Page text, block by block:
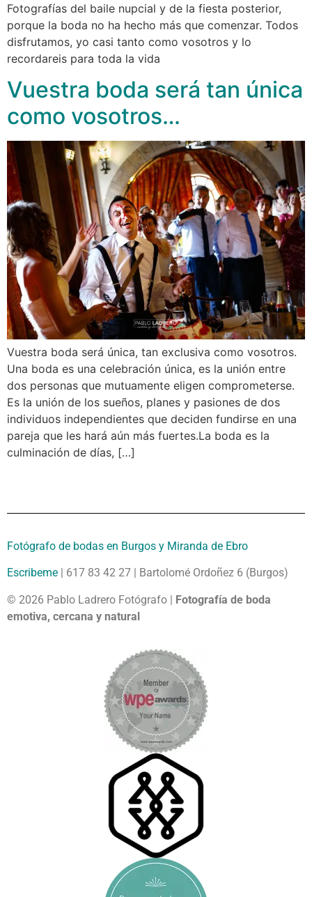
Fotografías del baile nupcial y de la fiesta posterior,
porque la boda no ha hecho más que comenzar. Todos
disfrutamos, yo casi tanto como vosotros y lo
recordareis para toda la vida
Vuestra boda será tan única
como vosotros…
Vuestra boda será única, tan exclusiva como vosotros.
Una boda es una celebración única, es la unión entre
dos personas que mutuamente eligen comprometerse.
Es la unión de los sueños, planes y pasiones de dos
individuos independientes que deciden fundirse en una
pareja que les hará aún más fuertes.La boda es la
culminación de días, […]
Fotógrafo de bodas en Burgos y Miranda de Ebro
Escribeme | 617 83 42 27 | Bartolomé Ordoñez 6 (Burgos)
© 2026 Pablo Ladrero Fotógrafo | Fotografía de boda
emotiva, cercana y natural